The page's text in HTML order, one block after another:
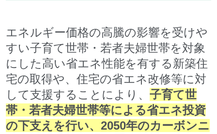
エネルギー価格の高騰の影響を受けや
すい子育て世帯・若者夫婦世帯を対象
にした高い省エネ性能を有する新築住
宅の取得や、住宅の省エネ改修等に対
して支援することにより、 子育て世
帯・若者夫婦世帯等による省エネ投資
の下支えを行い、2050年のカーボンニ